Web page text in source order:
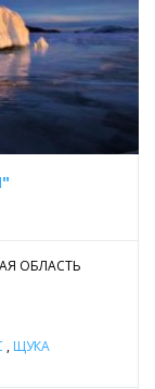
ОБЛАСТЬ
, ЩУКА